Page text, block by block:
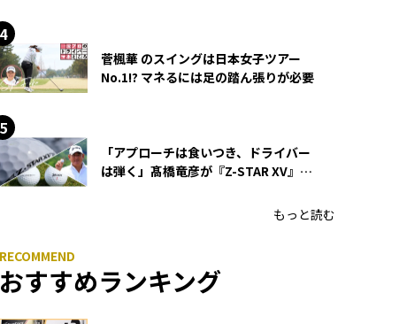
菅楓華 のスイングは日本女子ツアー
No.1!? マネるには足の踏ん張りが必要
「アプローチは食いつき、ドライバー
は弾く」髙橋竜彦が『Z-STAR XV』を
もっと読む
おすすめランキング